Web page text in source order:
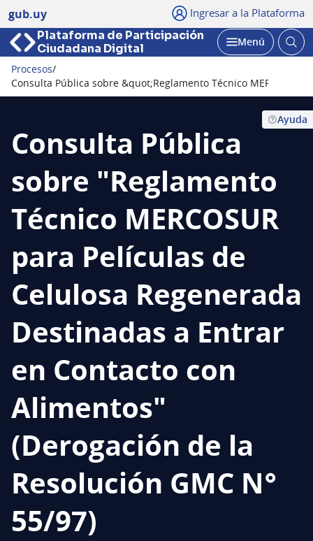
gub.uy Ingresar a la Plataforma
Plataforma de Participación
Ciudadana Digital
Abrir
Menú
Procesos/
Consulta Pública sobre &quot;Reglamento Técnico
Ayuda
Consulta Pública
sobre "Reglamento
Técnico MERCOSUR
para Películas de
Celulosa Regenerada
Destinadas a Entrar
en Contacto con
Alimentos"
(Derogación de la
Resolución GMC N°
55/97)